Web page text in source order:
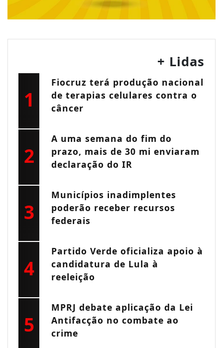
+ Lidas
1
Fiocruz terá produção nacional
de terapias celulares contra o
câncer
2
A uma semana do fim do
prazo, mais de 30 mi enviaram
declaração do IR
3
Municípios inadimplentes
poderão receber recursos
federais
4
Partido Verde oficializa apoio à
candidatura de Lula à
reeleição
5
MPRJ debate aplicação da Lei
Antifacção no combate ao
crime